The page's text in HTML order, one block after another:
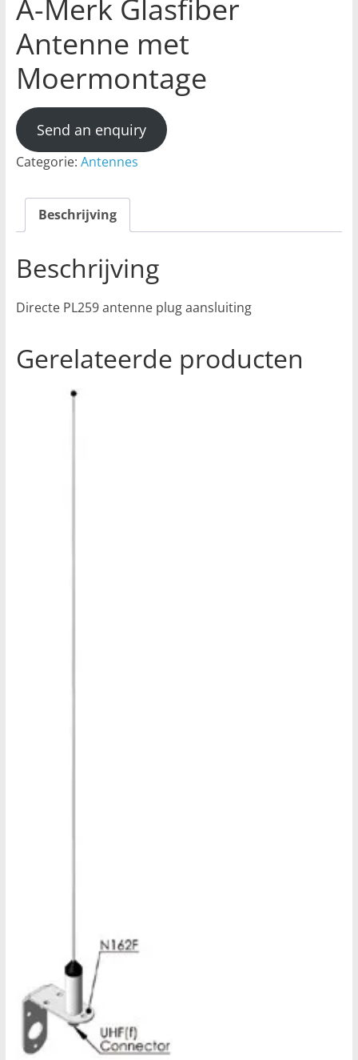
A-Merk Glasfiber
Antenne met
Moermontage
Send an enquiry
Categorie: Antennes
Beschrijving
Beschrijving
Directe PL259 antenne plug aansluiting
Gerelateerde producten